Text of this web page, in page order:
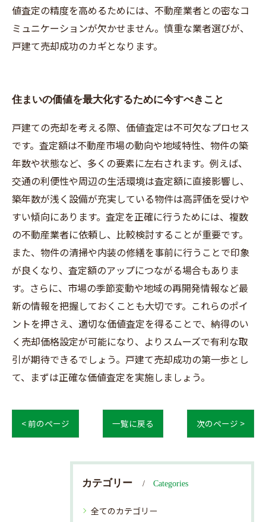
値査定の精度を高めるためには、不動産業者との密なコ
ミュニケーションが欠かせません。慎重な業者選びが、
戸建て売却成功のカギとなります。
住まいの価値を最大化するために今すべきこと
戸建ての売却を考える際、価値査定は不可欠なプロセス
です。査定額は不動産市場の動向や地域特性、物件の築
年数や状態など、多くの要素に左右されます。例えば、
交通の利便性や周辺の生活環境は査定額に直接影響し、
築年数が浅く設備が充実している物件は高評価を受けや
すい傾向にあります。査定を正確に行うためには、複数
の不動産業者に依頼し、比較検討することが重要です。
また、物件の清掃や内装の修繕を事前に行うことで印象
が良くなり、査定額のアップにつながる場合もありま
す。さらに、市場の季節変動や地域の再開発情報など最
新の情報を把握しておくことも大切です。これらのポイ
ントを押さえ、適切な価値査定を得ることで、納得のい
く売却価格設定が可能になり、よりスムーズで有利な取
引が期待できるでしょう。戸建て売却成功の第一歩とし
て、まずは正確な価値査定を実施しましょう。
< 前のページ 一覧に戻る 次のページ >
カテゴリー Categories
全てのカテゴリー